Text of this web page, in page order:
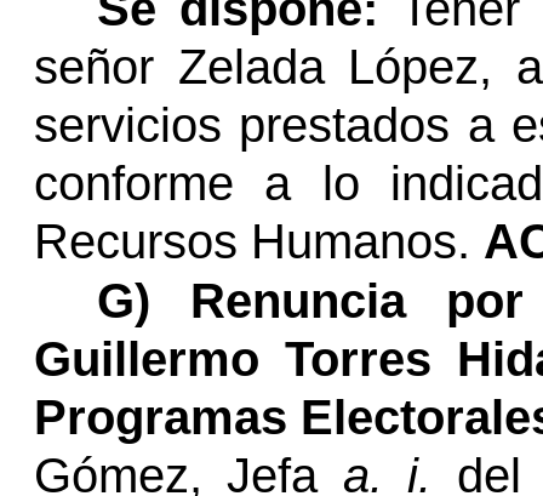
señor Zelada López,
servicios prestados a
conforme a lo
Recursos Humanos.
G) Renuncia
Guillermo Torres
Programas
Gómez,Jefa a. i. del